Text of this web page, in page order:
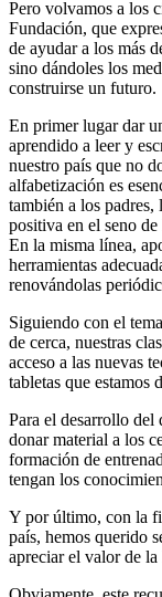
Pero volvamos a los
Fundación, que
de ayudar a los más
sino dándoles los
construirse un futuro.
En primer lugar dar
aprendido a leer y
nuestro país que no
alfabetización es
también a los padres,
positiva en el seno
En la misma línea,
herramientas
renovándolas
Siguiendo con el
de cerca, nuestras
acceso a las nuevas
tabletas que estamos
Para el desarrollo del
donar material a los
formación de
tengan los
Y por último, con la
país, hemos querido
apreciar el valor de